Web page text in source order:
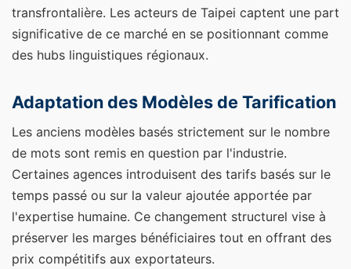
transfrontalière. Les acteurs de Taipei captent une part
significative de ce marché en se positionnant comme
des hubs linguistiques régionaux.
Adaptation des Modèles de Tarification
Les anciens modèles basés strictement sur le nombre
de mots sont remis en question par l'industrie.
Certaines agences introduisent des tarifs basés sur le
temps passé ou sur la valeur ajoutée apportée par
l'expertise humaine. Ce changement structurel vise à
préserver les marges bénéficiaires tout en offrant des
prix compétitifs aux exportateurs.